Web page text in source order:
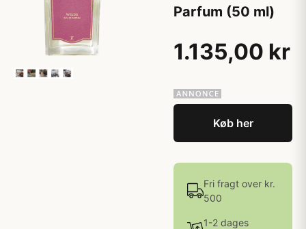
Parfum (50 ml)
1.135,00 kr
Køb her
Fri fragt over kr.
500
1-2 dages